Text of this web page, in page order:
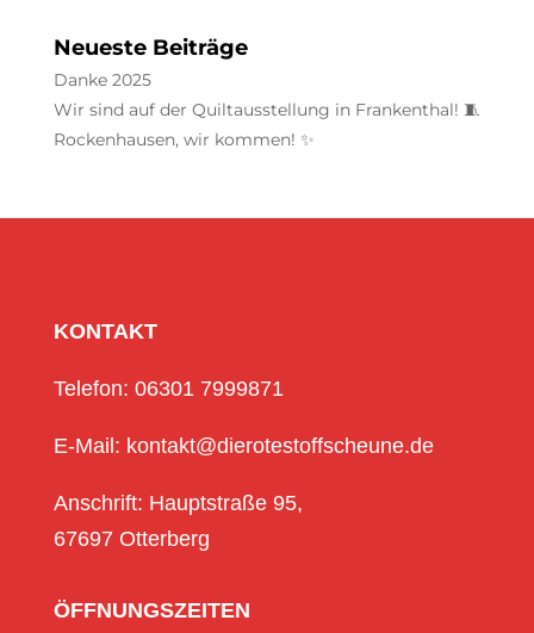
Neueste Beiträge
Danke 2025
Wir sind auf der Quiltausstellung in Frankenthal! 🧵
Rockenhausen, wir kommen! ✨
KONTAKT
Telefon: 06301 7999871
E-Mail: kontakt@dierotestoffscheune.de
Anschrift: Hauptstraße 95,
67697 Otterberg
ÖFFNUNGSZEITEN